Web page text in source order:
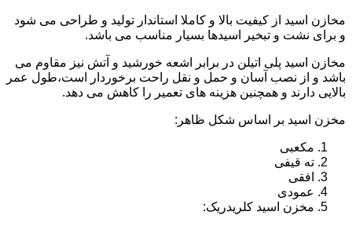
مخازن اسید از کیفیت بالا و کاملا استاندار تولید و طراحی می شود
و برای نشت و تبخیر اسیدها بسیار مناسب می باشد.
مخازن اسید پلی اتیلن در برابر اشعه خورشید و آتش نیز مقاوم می
باشد و از نصب آسان و حمل و نقل راحت برخوردار است،طول عمر
بالایی دارند و همچنین هزینه های تعمیر را کاهش می دهد.
مخزن اسید بر اساس شکل ظاهر:
مکعبی
ته قیفی
افقی
عمودی
مخزن اسید کلریدریک: